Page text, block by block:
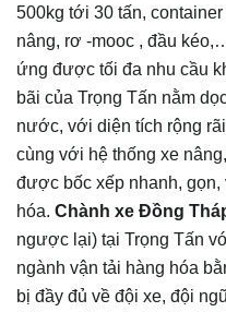
500kg tới 30 tấn, container
nâng, rơ -mooc , đầu
ứng được tối đa nhu cầu
bãi của Trọng Tấn nằm
nước, với diện tích rộng
cùng với hệ thống xe
được bốc xếp nhanh, gọn,
hóa. Chành xe Đồng
ngược lại) tại Trọng Tấn
ngành vận tải hàng hóa
bị đầy đủ về đội xe, đội